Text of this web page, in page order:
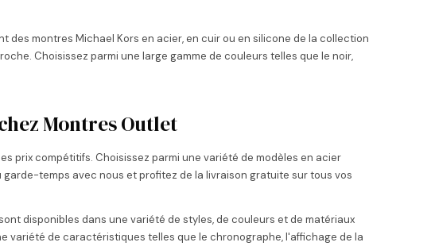
montres Michael Kors en acier, en cuir ou en silicone de la collection
Choisissez parmi une large gamme de couleurs telles que le noir,
Montres Outlet
prix compétitifs. Choisissez parmi une variété de modèles en acier
temps avec nous et profitez de la livraison gratuite sur tous vos
disponibles dans une variété de styles, de couleurs et de matériaux
variété de caractéristiques telles que le chronographe, l'affichage de la